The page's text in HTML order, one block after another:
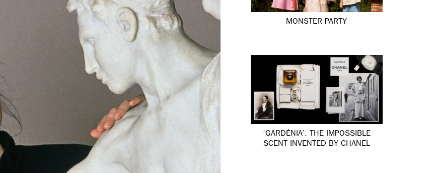
MONSTER PARTY
‘GARDÉNIA’: THE IMPOSSIBLE
SCENT INVENTED BY CHANEL